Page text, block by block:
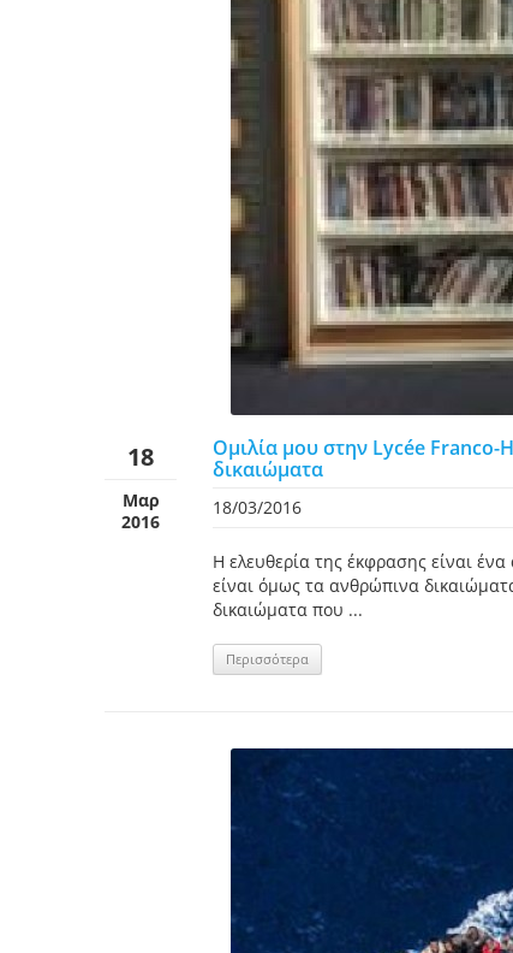
18
Μαρ
2016
Ομιλία μου στην Lycée Franco-
δικαιώματα
18/03/2016
Η ελευθερία της έκφρασης είναι
είναι όμως τα ανθρώπινα
δικαιώματα που ...
Περισσότερα